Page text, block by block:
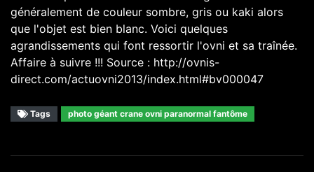
généralement de couleur sombre, gris ou kaki alors
que l'objet est bien blanc. Voici quelques
agrandissements qui font ressortir l'ovni et sa traînée.
Affaire à suivre !!! Source : http://ovnis-
direct.com/actuovni2013/index.html#bv000047
Tags photo géant crane ovni paranormal fantôme